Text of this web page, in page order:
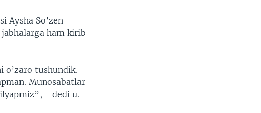
Aysha So’zen
ham kirib
o’zaro tushundik.
Munosabatlar
- dedi u.